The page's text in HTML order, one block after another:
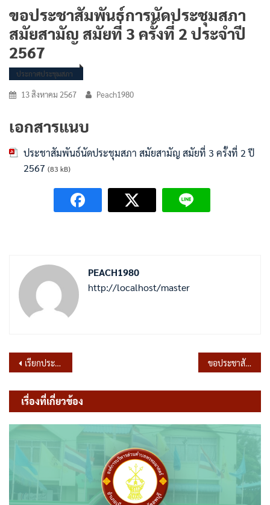
ขอประชาสัมพันธ์การนัดประชุมสภา
สมัยสามัญ สมัยที่ 3 ครั้งที่ 2 ประจำปี
2567
ประกาศประชุมสภา
13 สิงหาคม 2567 Peach1980
เอกสารแนบ
ประชาสัมพันธ์นัดประชุมสภา สมัยสามัญ สมัยที่ 3 ครั้งที่ 2 ปี
2567 (83 kB)
PEACH1980
http://localhost/master
แนะแนว
เรื่อง
เรียกประชุมสภาสมัยสามัญ สมัยที่ 3 ครั้งที่ 2 ประจำปี 2567 ขอประชาสัมพันธ์การนัดประชุมสภาสมัยสามัญ สมัยที่ 3 ครั้งที่ 2 ประจำปี 2567
เรื่องที่เกี่ยวข้อง